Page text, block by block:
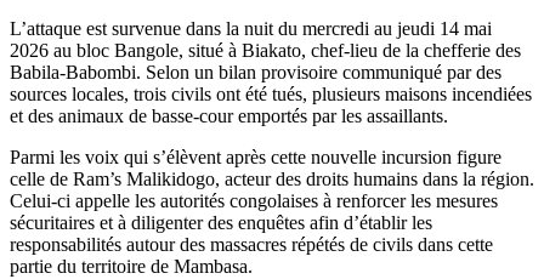
L’attaque est survenue dans la nuit du mercredi au jeudi 14 mai
2026 au bloc Bangole, situé à Biakato, chef-lieu de la chefferie des
Babila-Babombi. Selon un bilan provisoire communiqué par des
sources locales, trois civils ont été tués, plusieurs maisons incendiées
et des animaux de basse-cour emportés par les assaillants.
Parmi les voix qui s’élèvent après cette nouvelle incursion figure
celle de Ram’s Malikidogo, acteur des droits humains dans la région.
Celui-ci appelle les autorités congolaises à renforcer les mesures
sécuritaires et à diligenter des enquêtes afin d’établir les
responsabilités autour des massacres répétés de civils dans cette
partie du territoire de Mambasa.